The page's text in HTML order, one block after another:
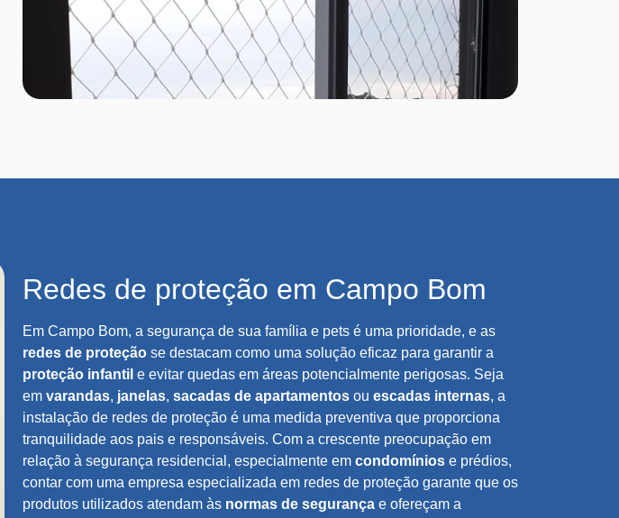
Redes de proteção em Campo Bom
Em Campo Bom, a segurança de sua família e pets é uma prioridade, e as
redes de proteção se destacam como uma solução eficaz para garantir a
proteção infantil e evitar quedas em áreas potencialmente perigosas. Seja
em varandas, janelas, sacadas de apartamentos ou escadas internas, a
instalação de redes de proteção é uma medida preventiva que proporciona
tranquilidade aos pais e responsáveis. Com a crescente preocupação em
relação à segurança residencial, especialmente em condomínios e prédios,
contar com uma empresa especializada em redes de proteção garante que os
produtos utilizados atendam às normas de segurança e ofereçam a